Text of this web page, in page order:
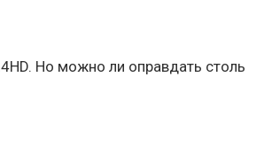
Но можно ли оправдать столь